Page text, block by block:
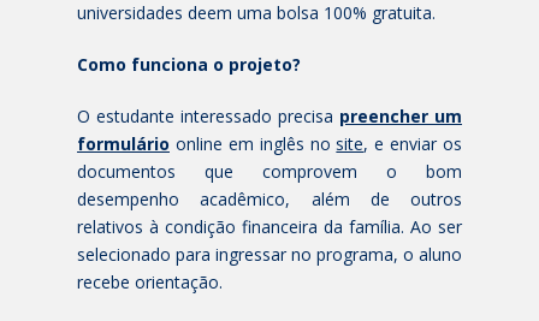
universidades deem uma bolsa 100% gratuita.
Como funciona o projeto?
O estudante interessado precisa preencher um
formulário online em inglês nosite, e enviar os
documentos que comprovem o bom
desempenho acadêmico, além de outros
relativos à condição financeira da família. Ao ser
selecionado para ingressar no programa, o aluno
recebe orientação.